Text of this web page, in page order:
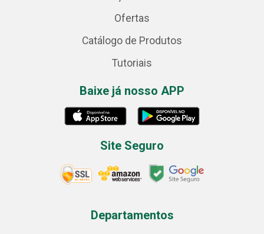
Ofertas
Catálogo de Produtos
Tutoriais
Baixe já nosso APP
Site Seguro
Departamentos